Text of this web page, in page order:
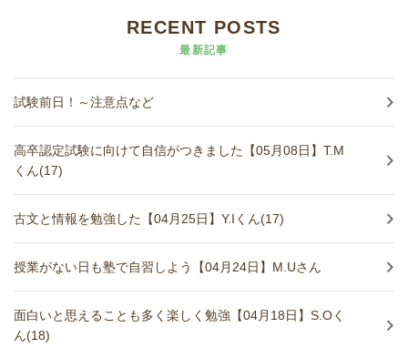
RECENT POSTS
最新記事
試験前日！～注意点など
高卒認定試験に向けて自信がつきました【05月08日】T.M
くん(17)
古文と情報を勉強した【04月25日】Y.Iくん(17)
授業がない日も塾で自習しよう【04月24日】M.Uさん
面白いと思えることも多く楽しく勉強【04月18日】S.Oく
ん(18)